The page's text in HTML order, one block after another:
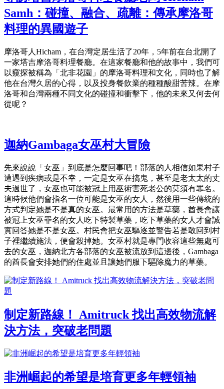
Samh：碰撞、融合、疏離：傳承摩洛哥
料理的異國遊子
摩洛哥人Hicham，在台灣定居生活了20年，5年前在台北開了
一家塔吉摩洛哥料理餐廳。在這家餐廳和他的故事中，我們可
以窺探被稱為「北非花園」的摩洛哥料理和文化，同時也了解
他在台灣久居的心得，以及投身餐飲業的種種酸甜苦辣。在摩
洛哥和台灣兩種不同文化的碰撞和衝擊下，他的未來又何去何
從呢？
迦納Gambaga女巫村大冒險
先來說說「女巫」到底是怎麼回事吧！部落的人相信如果村子
遭遇到疾病或是不幸，一定是女巫在搞鬼，甚至是老太太的丈
夫過世了，女巫也可能被冠上用巫術害死老公的莫須有罪名。
這時候他們會指名一位可能是女巫的女人，然後用一些傳統的
方式判定她是不是真的女巫。最常用的方法是草藥，酋長會讓
被冠上女巫罪名的女人吃下特製草藥，吃下草藥的女人才會誠
實回答她是不是女巫。村民會把女巫驅逐並警告若是敢回到村
子裡繼續施法，便會殺掉她。女巫村就是專門收容這些無處可
去的女巫，迦納北方各部落的女巫被流放到這邊後，Gambaga
的酋長會安排她們的住處並且讓她們服下驅除魔力的草藥。
制定新路線！ Amitruck 找出高效物流解
決方法，突破老問題
非洲崛起的希望是培育更多年輕領袖